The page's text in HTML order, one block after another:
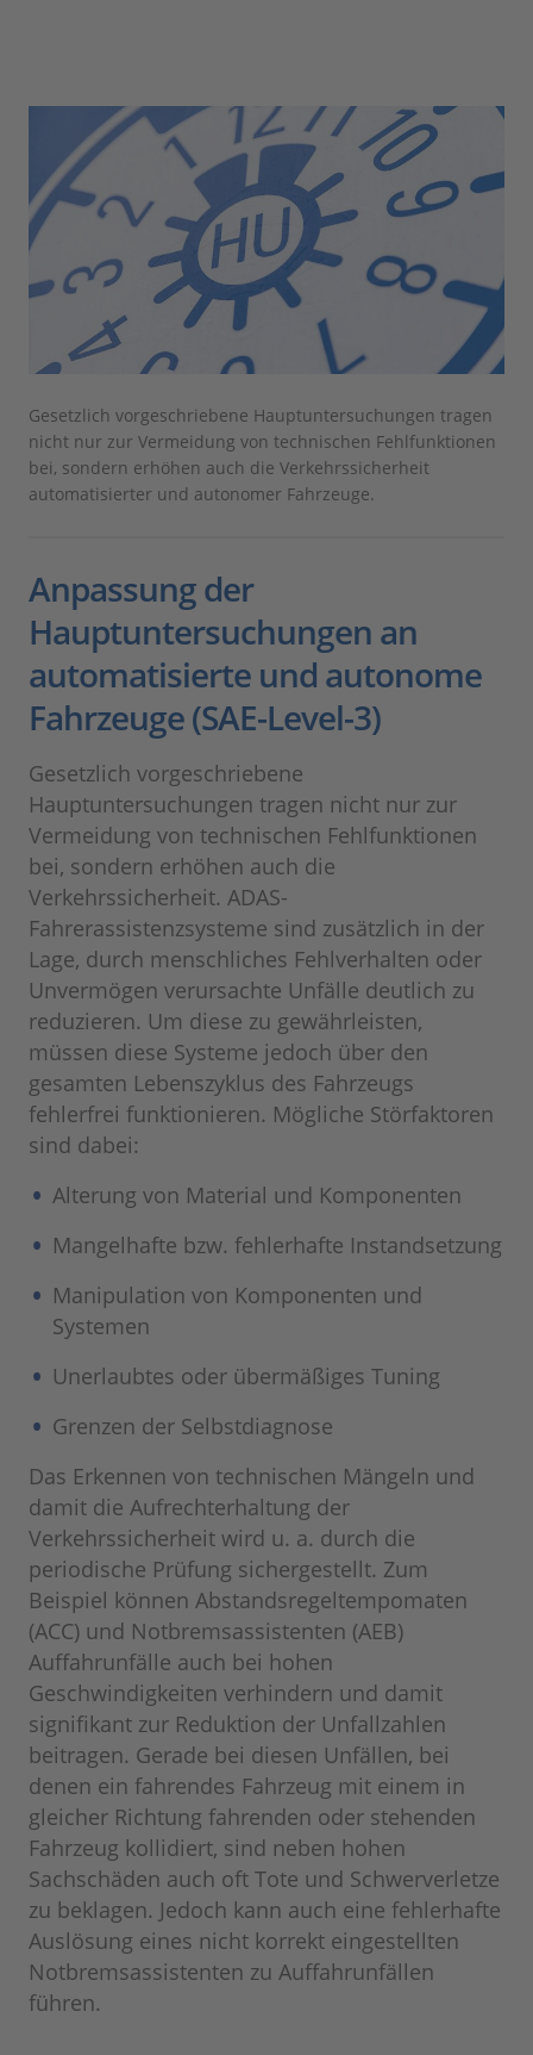
Gesetzlich vorgeschriebene Hauptuntersuchungen tragen
nicht nur zur Vermeidung von technischen Fehlfunktionen
bei, sondern erhöhen auch die Verkehrssicherheit
automatisierter und autonomer Fahrzeuge.
Anpassung der
Hauptuntersuchungen an
automatisierte und autonome
Fahrzeuge (SAE-Level-3)
Gesetzlich vorgeschriebene
Hauptuntersuchungen tragen nicht nur zur
Vermeidung von technischen Fehlfunktionen
bei, sondern erhöhen auch die
Verkehrssicherheit. ADAS-
Fahrerassistenzsysteme sind zusätzlich in der
Lage, durch menschliches Fehlverhalten oder
Unvermögen verursachte Unfälle deutlich zu
reduzieren. Um diese zu gewährleisten,
müssen diese Systeme jedoch über den
gesamten Lebenszyklus des Fahrzeugs
fehlerfrei funktionieren. Mögliche Störfaktoren
sind dabei:
Alterung von Material und Komponenten
Mangelhafte bzw. fehlerhafte Instandsetzung
Manipulation von Komponenten und
Systemen
Unerlaubtes oder übermäßiges Tuning
Grenzen der Selbstdiagnose
Das Erkennen von technischen Mängeln und
damit die Aufrechterhaltung der
Verkehrssicherheit wird u. a. durch die
periodische Prüfung sichergestellt. Zum
Beispiel können Abstandsregeltempomaten
(ACC) und Notbremsassistenten (AEB)
Auffahrunfälle auch bei hohen
Geschwindigkeiten verhindern und damit
signifikant zur Reduktion der Unfallzahlen
beitragen. Gerade bei diesen Unfällen, bei
denen ein fahrendes Fahrzeug mit einem in
gleicher Richtung fahrenden oder stehenden
Fahrzeug kollidiert, sind neben hohen
Sachschäden auch oft Tote und Schwerverletze
zu beklagen. Jedoch kann auch eine fehlerhafte
Auslösung eines nicht korrekt eingestellten
Notbremsassistenten zu Auffahrunfällen
führen.